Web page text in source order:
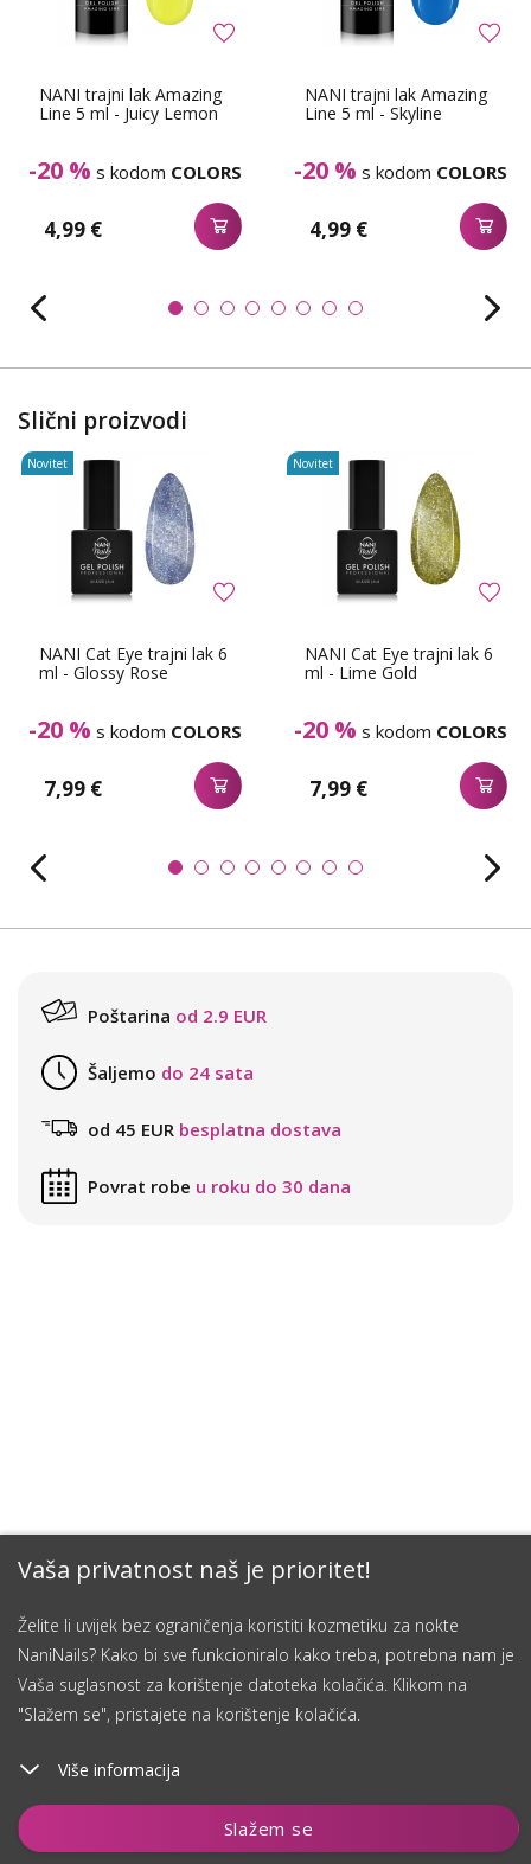
Vaša privatnost naš je prioritet!
Želite li uvijek bez ograničenja koristiti kozmetiku za nokte
NaniNails? Kako bi sve funkcioniralo kako treba, potrebna nam je
Vaša suglasnost za korištenje datoteka kolačića. Klikom na
"Slažem se", pristajete na korištenje kolačića.
Više informacija
Slažem se
Dodaj u košaricu
NANI trajni lak Amazing
Line 5 ml - Juicy Lemon
-20 % s kodom COLORS
4,99 €
NANI trajni lak Amazing
Line 5 ml - Skyline
-20 % s kodom COLORS
4,99 €
Slični proizvodi
NANI Cat Eye trajni lak 6
ml - Glossy Rose
-20 % s kodom COLORS
7,99 €
Novitet
NANI Cat Eye trajni lak 6
ml - Lime Gold
-20 % s kodom COLORS
7,99 €
Novitet
Poštarina od 2.9 EUR
Šaljemo do 24 sata
od 45 EUR besplatna dostava
Povrat robe u roku do 30 dana